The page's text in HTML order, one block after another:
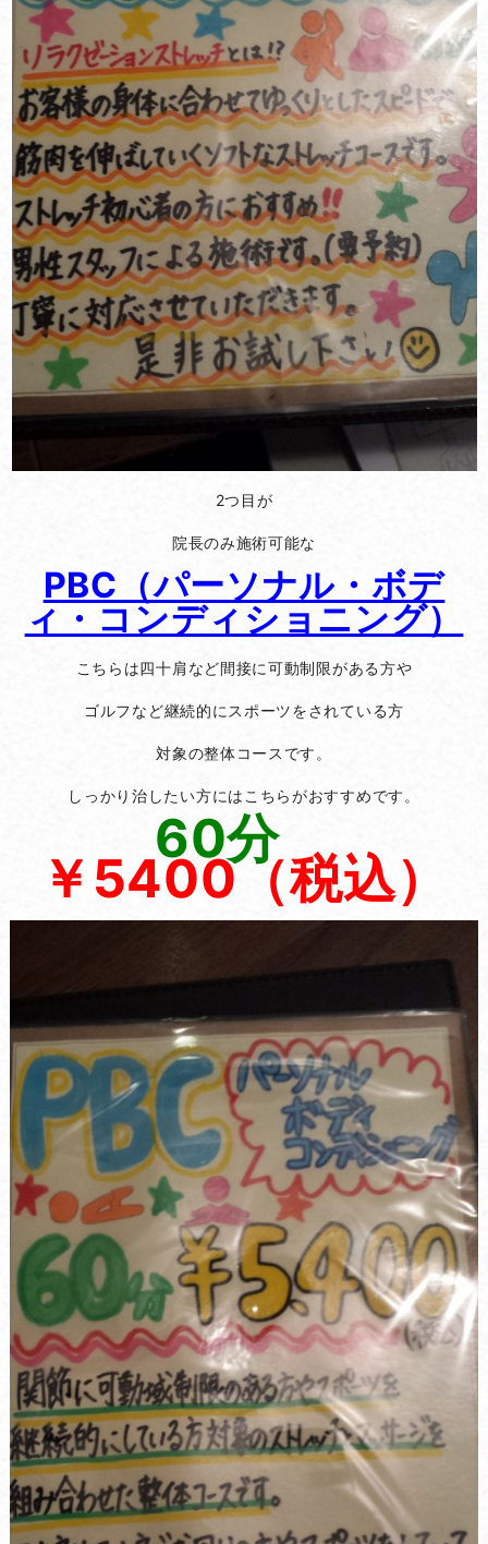
2つ目が
院長のみ施術可能な
PBC（パーソナル・ボデ
ィ・コンディショニング）
こちらは四十肩など間接に可動制限がある方や
ゴルフなど継続的にスポーツをされている方
対象の整体コースです。
しっかり治したい方にはこちらがおすすめです。
60分
￥5400（税込）